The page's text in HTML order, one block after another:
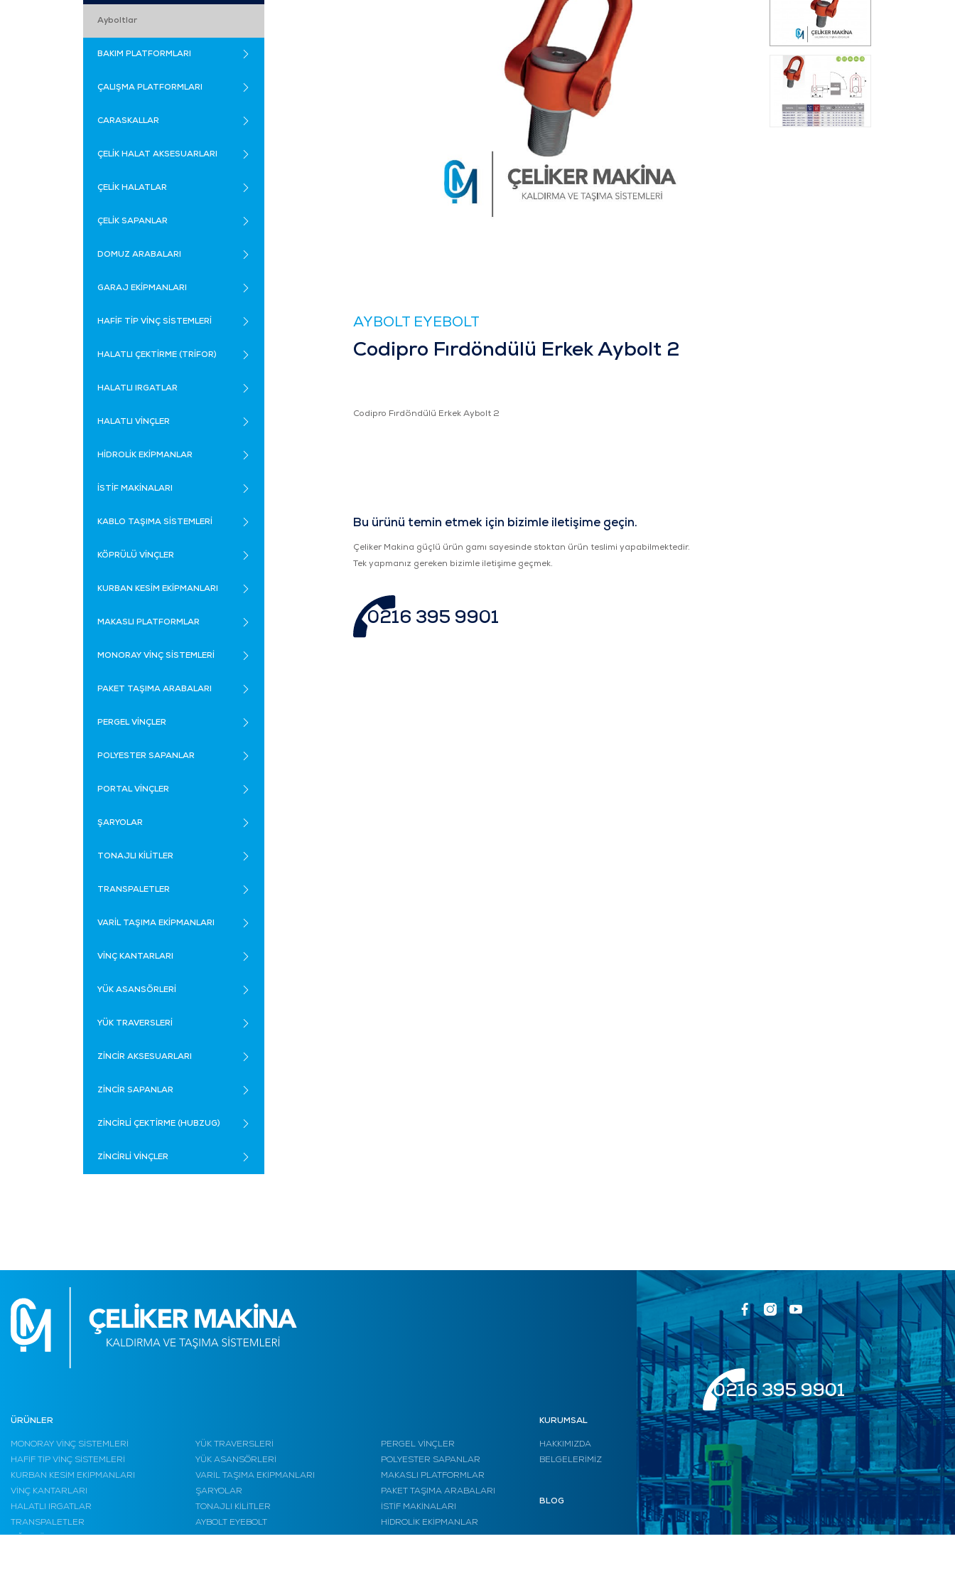
Ayboltlar
BAKIM PLATFORMLARI
ÇALIŞMA PLATFORMLARI
CARASKALLAR
ÇELİK HALAT AKSESUARLARI
ÇELİK HALATLAR
ÇELİK SAPANLAR
DOMUZ ARABALARI
GARAJ EKİPMANLARI
HAFİF TİP VİNÇ SİSTEMLERİ
HALATLI ÇEKTİRME (TRİFOR)
HALATLI IRGATLAR
HALATLI VİNÇLER
HİDROLİK EKİPMANLAR
İSTİF MAKİNALARI
KABLO TAŞIMA SİSTEMLERİ
KÖPRÜLÜ VİNÇLER
KURBAN KESİM EKİPMANLARI
MAKASLI PLATFORMLAR
MONORAY VİNÇ SİSTEMLERİ
PAKET TAŞIMA ARABALARI
PERGEL VİNÇLER
POLYESTER SAPANLAR
PORTAL VİNÇLER
ŞARYOLAR
TONAJLI KİLİTLER
TRANSPALETLER
VARİL TAŞIMA EKİPMANLARI
VİNÇ KANTARLARI
YÜK ASANSÖRLERİ
YÜK TRAVERSLERİ
ZİNCİR AKSESUARLARI
ZİNCİR SAPANLAR
ZİNCİRLİ ÇEKTİRME (HUBZUG)
ZİNCİRLİ VİNÇLER
AYBOLT EYEBOLT
Codipro Fırdöndülü Erkek Aybolt 2
Codipro Fırdöndülü Erkek Aybolt 2
Bu ürünü temin etmek için bizimle iletişime geçin.
Çeliker Makina güçlü ürün gamı sayesinde stoktan ürün teslimi yapabilmektedir.
Tek yapmanız gereken bizimle iletişime geçmek.
0216 395 9901
ÜRÜNLER
MONORAY VİNÇ SİSTEMLERİ
HAFİF TİP VİNÇ SİSTEMLERİ
KURBAN KESİM EKİPMANLARI
VİNÇ KANTARLARI
HALATLI IRGATLAR
TRANSPALETLER
YÜK TRAVERSLERİ
YÜK ASANSÖRLERİ
VARİL TAŞIMA EKİPMANLARI
ŞARYOLAR
TONAJLI KİLİTLER
AYBOLT EYEBOLT
PERGEL VİNÇLER
POLYESTER SAPANLAR
MAKASLI PLATFORMLAR
PAKET TAŞIMA ARABALARI
İSTİF MAKİNALARI
HİDROLİK EKİPMANLAR
KURUMSAL
HAKKIMIZDA
BELGELERİMİZ
BLOG
0216 395 9901